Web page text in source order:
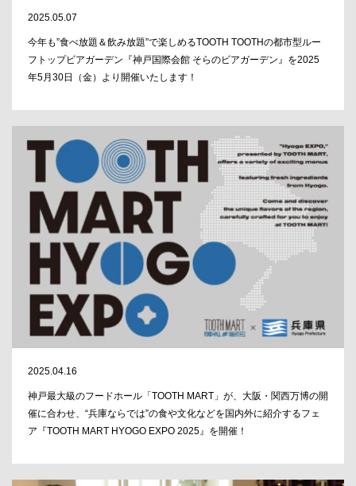
2025.05.07
今年も”食べ放題＆飲み放題”で楽しめるTOOTH TOOTHの都市型ルー
フトップビアガーデン『神戸国際会館 そらのビアガーデン』を2025
年5月30日（金）より開催いたします！
2025.04.16
神戸最大級のフードホール「TOOTH MART」が、大阪・関西万博の開
催に合わせ、“兵庫ならでは”の食や文化などを国内外に紹介するフェ
ア『TOOTH MART HYOGO EXPO 2025』を開催！